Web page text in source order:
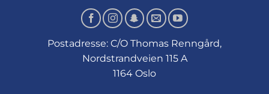
Postadresse: C/O Thomas Renngård,
Nordstrandveien 115 A
1164 Oslo